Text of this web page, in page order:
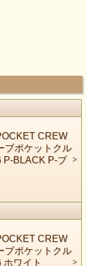
CREW
ブポケットクル
P-BLACK P-ブ
CREW
ブポケットクル
ホワイト